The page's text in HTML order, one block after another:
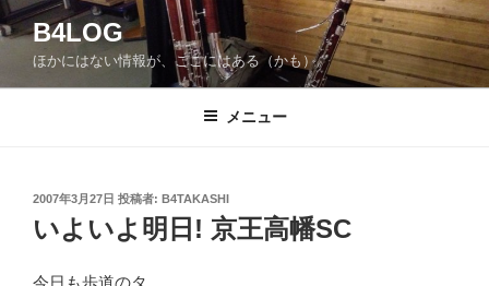
コ
ン
ン
B4LOG
ほかにはない情報が、ここにはある（かも）。
メニュー
投
稿
日:
2007年3月27日 投稿者: B4TAKASHI
いよいよ明日! 京王高幡SC